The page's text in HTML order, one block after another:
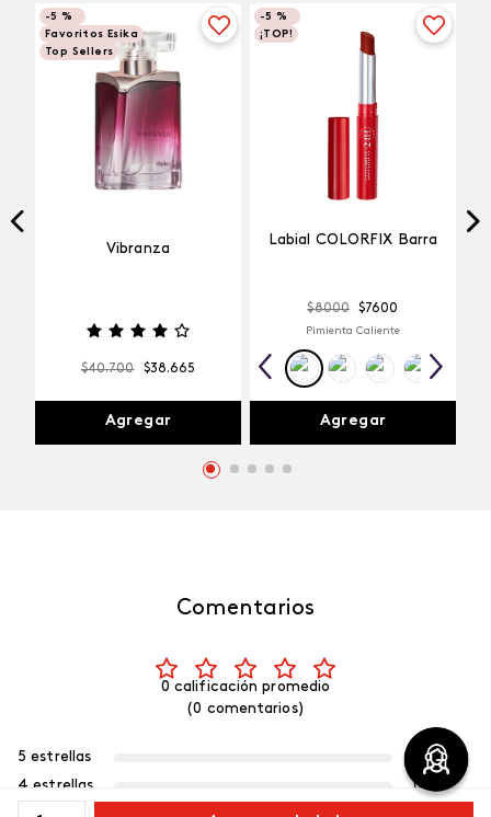
-5 %
Favoritos Esika
Top Sellers
Vibranza
$40.700 $38.665
Agregar
-5 %
¡TOP!
Labial COLORFIX Barra
$8000 $7600
Pimienta Caliente
Agregar
Comentarios
0 calificación promedio
(0 comentarios)
5 estrellas
0%
4 estrellas
0%